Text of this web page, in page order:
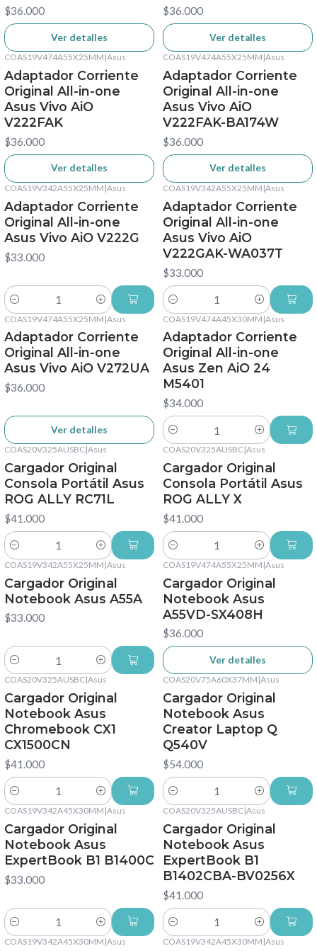
$36.000
Ver detalles
$36.000
Ver detalles
COAS19V474A55X25MM |Asus
Adaptador Corriente
Original All-in-one
Asus Vivo AiO
V222FAK
$36.000
Ver detalles
COAS19V474A55X25MM |Asus
Adaptador Corriente
Original All-in-one
Asus Vivo AiO
V222FAK-BA174W
$36.000
Ver detalles
COAS19V342A55X25MM |Asus
Adaptador Corriente
Original All-in-one
Asus Vivo AiO V222G
$33.000
Cantidad
COAS19V342A55X25MM |Asus
Adaptador Corriente
Original All-in-one
Asus Vivo AiO
V222GAK-WA037T
$33.000
Cantidad
COAS19V474A55X25MM |Asus
Adaptador Corriente
Original All-in-one
Asus Vivo AiO V272UA
$36.000
Ver detalles
COAS19V474A45X30MM |Asus
Adaptador Corriente
Original All-in-one
Asus Zen AiO 24
M5401
$34.000
Cantidad
COAS20V325AUSBC|Asus
Cargador Original
Consola Portátil Asus
ROG ALLY RC71L
$41.000
Cantidad
COAS20V325AUSBC|Asus
Cargador Original
Consola Portátil Asus
ROG ALLY X
$41.000
Cantidad
COAS19V342A55X25MM |Asus
Cargador Original
Notebook Asus A55A
$33.000
Cantidad
COAS19V474A55X25MM |Asus
Cargador Original
Notebook Asus
A55VD-SX408H
$36.000
Ver detalles
COAS20V325AUSBC|Asus
Cargador Original
Notebook Asus
Chromebook CX1
CX1500CN
$41.000
Cantidad
COAS20V75A60X37MM |Asus
Cargador Original
Notebook Asus
Creator Laptop Q
Q540V
$54.000
Cantidad
COAS19V342A45X30MM |Asus
Cargador Original
Notebook Asus
ExpertBook B1 B1400C
$33.000
Cantidad
COAS20V325AUSBC|Asus
Cargador Original
Notebook Asus
ExpertBook B1
B1402CBA-BV0256X
$41.000
Cantidad
COAS19V342A45X30MM |Asus COAS19V342A45X30MM |Asus